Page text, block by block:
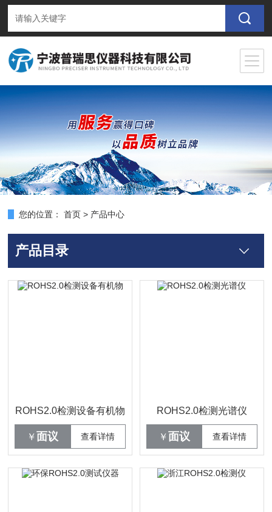
您的位置： 首页 > 产品中心
产品目录
ROHS2.0检测设备有机物
￥ 面议 查看详情
ROHS2.0检测光谱仪
￥ 面议 查看详情